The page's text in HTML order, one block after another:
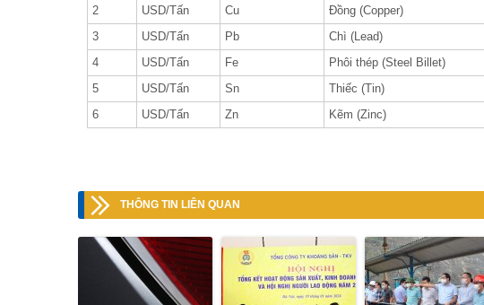
2
USD/Tấn Cu Đồng (Copper)
3
USD/Tấn Pb Chì (Lead)
4
USD/Tấn Fe Phôi thép (Steel Billet)
5
USD/Tấn Sn Thiếc (Tin)
6
USD/Tấn Zn Kẽm (Zinc)
THÔNG TIN LIÊN QUAN